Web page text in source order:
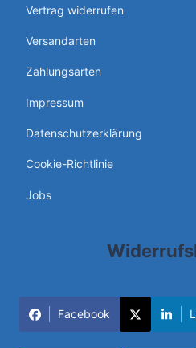
Vertrag widerrufen
Versandarten
Zahlungsarten
Impressum
Datenschutzerklärung
Cookie-Richtlinie
Jobs
Facebook